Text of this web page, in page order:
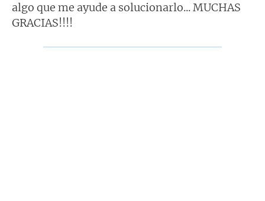
algo que me ayude a solucionarlo... MUCHAS
GRACIAS!!!!